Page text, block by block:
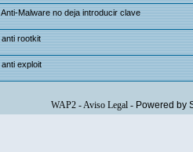
Malware no deja introducir clave
rootkit
exploit
WAP2-Aviso Legal- Powered by